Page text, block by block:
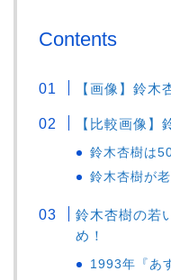
Contents
【画像】鈴木
【比較画像】
鈴木杏樹は
鈴木杏樹が
鈴木杏樹の若
め！
1993年『あ